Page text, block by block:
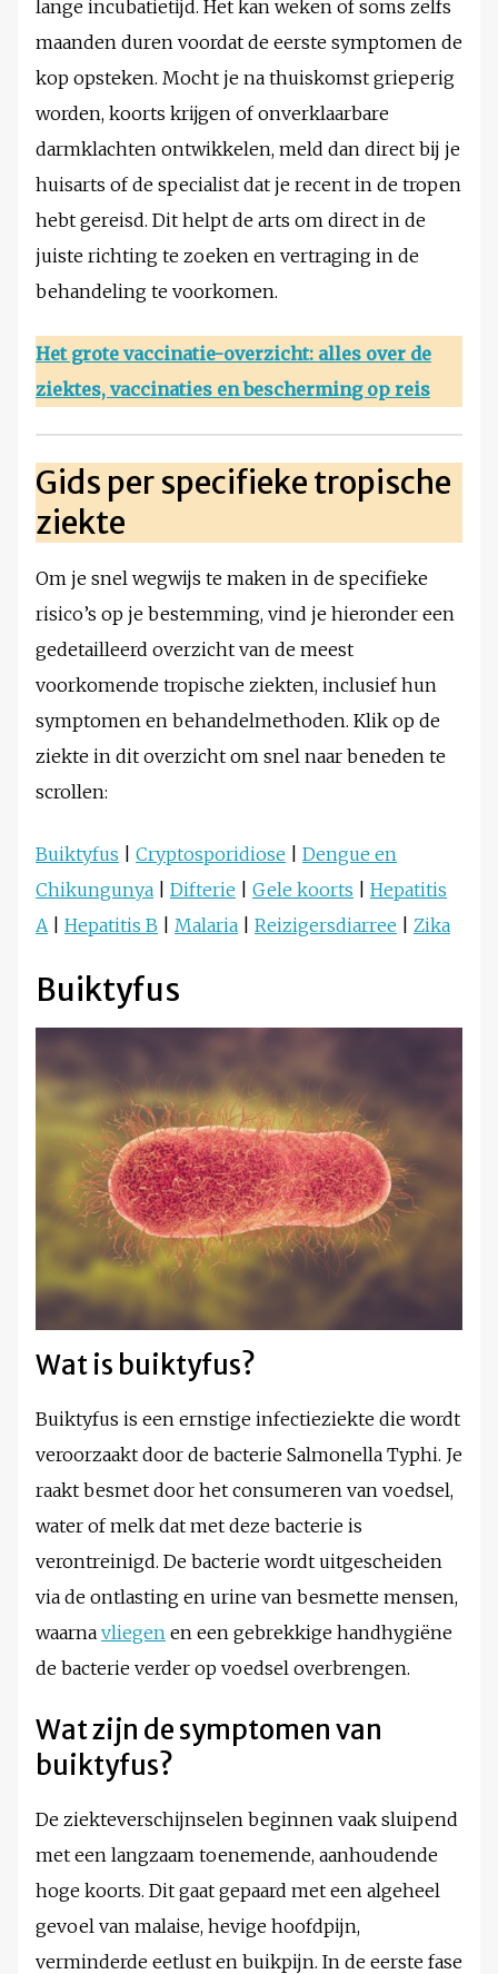
lange incubatietijd. Het kan weken of soms zelfs
maanden duren voordat de eerste symptomen de
kop opsteken. Mocht je na thuiskomst grieperig
worden, koorts krijgen of onverklaarbare
darmklachten ontwikkelen, meld dan direct bij je
huisarts of de specialist dat je recent in de tropen
hebt gereisd. Dit helpt de arts om direct in de
juiste richting te zoeken en vertraging in de
behandeling te voorkomen.
Het grote vaccinatie-overzicht: alles over de
ziektes, vaccinaties en bescherming op reis
Gids per specifieke tropische
ziekte
Om je snel wegwijs te maken in de specifieke
risico’s op je bestemming, vind je hieronder een
gedetailleerd overzicht van de meest
voorkomende tropische ziekten, inclusief hun
symptomen en behandelmethoden. Klik op de
ziekte in dit overzicht om snel naar beneden te
scrollen:
Buiktyfus Cryptosporidiose
Dengue en
Chikungunya
Difterie Gele koorts Hepatitis
A| Hepatitis B Malaria Reizigersdiarree Zika
Buiktyfus
Wat is buiktyfus?
Buiktyfus is een ernstige infectieziekte die wordt
veroorzaakt door de bacterie Salmonella Typhi. Je
raakt besmet door het consumeren van voedsel,
water of melk dat met deze bacterie is
verontreinigd. De bacterie wordt uitgescheiden
via de ontlasting en urine van besmette mensen,
waarna vliegen en een gebrekkige handhygiëne
de bacterie verder op voedsel overbrengen.
Wat zijn de symptomen van
buiktyfus?
De ziekteverschijnselen beginnen vaak sluipend
met een langzaam toenemende, aanhoudende
hoge koorts. Dit gaat gepaard met een algeheel
gevoel van malaise, hevige hoofdpijn,
verminderde eetlust en buikpijn. In de eerste fase